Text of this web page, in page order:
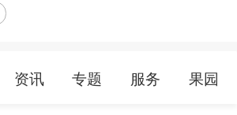
主流的架构基本都是内地公司负责
运转时看不出问题，一到报税季，
：平台回款金额和香港账面数据对
资讯 专题 服务 果园